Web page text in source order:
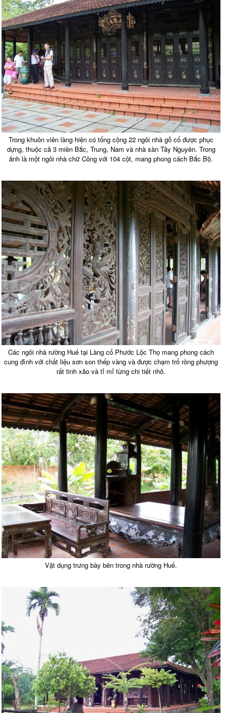
Trong khuôn viên làng hiện có tổng cộng 22 ngôi nhà gỗ cổ được phục
dựng, thuộc cả 3 miền Bắc, Trung, Nam và nhà sàn Tây Nguyên. Trong
ảnh là một ngôi nhà chữ Công với 104 cột, mang phong cách Bắc Bộ.
Các ngôi nhà rường Huế tại Làng cổ Phước Lộc Thọ mang phong cách
cung đình với chất liệu sơn son thếp vàng và được chạm trổ rồng phượng
rất tinh xảo và tỉ mỉ từng chi tiết nhỏ.
Vật dụng trưng bày bên trong nhà rường Huế.